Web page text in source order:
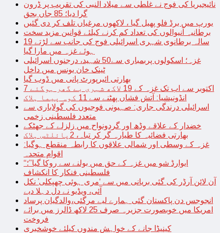
نائیجیریا کی فوج نے غلطی سے میلاد النبی کی تقریب پر ڈرون
گرا دیا؛ 85 جاں بحق
یورپ میں برڈ فلو پھیل گیا ، لاکھوں مرغیاں تلف کر دی گئیں
برطانیہ آنیوالوں کی تعداد کم کرنے کیلئے قوانین مزید سخت
19 سالہ برطانوی شہری اسرائیلی فوج کی جانب سے لڑتے
ہوئے غزہ میں مارا گیا
غزہ؛ اسکولوں پربمباری سے50 شہید، درجنوں اسرائیلی
ٹینک خان یونس میں داخل
بھارتی ائیرپورٹ پانی میں ڈوب گیا
7 اکتوبر سے اب تک غزہ کے 19 لاکھ شہری بے گھر ہوگئے
انڈونیشیا: آتش فشاں پھٹنے سے 11 کوہ پیما ہلاک
اسرائیلی درندگی جاری: صہیونی فوجیوں کی گولاباری سے
متعدد فلسطینی زخمی
خضدار کے علاقے وڈھ اور گردونواح میں زلزلے کے جھٹکے
بھارتی فضائیہ کا طیارہ گر کر تباہ، 2پائلٹس ہلاک
غزہ کے وسطی اور شمالی علاقوں کا رابطہ منقطع ہوگیا:
اقوام متحدہ
“ایوارڈ شو میں غزہ کے حق میں بولنے سے روکا گیا”؛
فلسطینی فنکار کا انکشاف
آن لائن آرڈر کی گئی بریانی میں سے ‘مری ہوئی چھپکلی’ نکل
آئی، ویڈیو نے دل دہلا دیے
انجوجس دن پاکستان گئی ہمارے لیے مرگئی،والدگیان پرساد
امریکا میں خوبصورت جزیرہ صرف 25 لاکھ ڈالرز میں برائے
فروخت
کینیڈا جانے کے خواہش مندوں کیلئے خوشخبری